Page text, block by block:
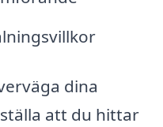
dina
att du hittar